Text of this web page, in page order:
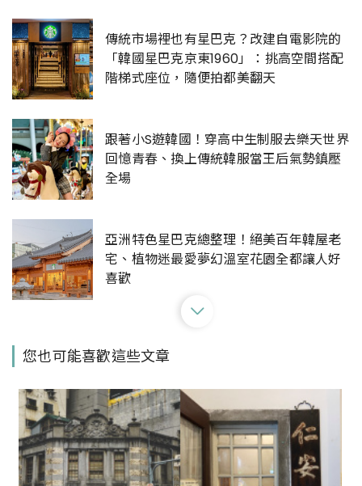
傳統市場裡也有星巴克？改建自電影院的
「韓國星巴克京東1960」：挑高空間搭配
階梯式座位，隨便拍都美翻天
跟著小S遊韓國！穿高中生制服去樂天世界
回憶青春、換上傳統韓服當王后氣勢鎮壓
全場
亞洲特色星巴克總整理！絕美百年韓屋老
宅、植物迷最愛夢幻溫室花園全都讓人好
喜歡
山海雲台藍線海濱列車、 X the SKY，到
2023最棒的5種自助規劃提案！臺、日、
韓、帛琉必玩推薦
您也可能喜歡這些文章